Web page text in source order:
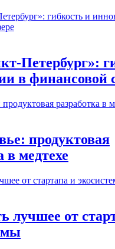
Петербург»:
в финансовой
продуктовая
в медтехе
лучшее от